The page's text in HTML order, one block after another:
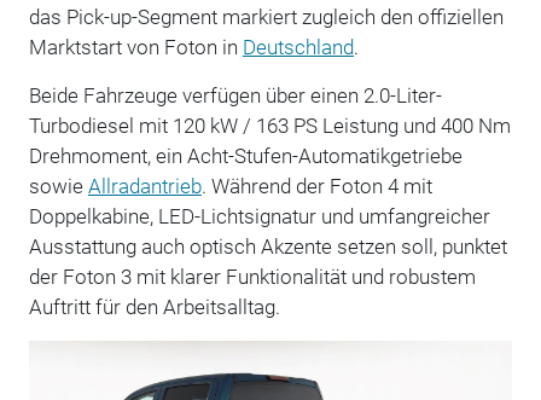
das Pick-up-Segment markiert zugleich den offiziellen
Marktstart von Foton in Deutschland.
Beide Fahrzeuge verfügen über einen 2.0-Liter-
Turbodiesel mit 120 kW / 163 PS Leistung und 400 Nm
Drehmoment, ein Acht-Stufen-Automatikgetriebe
sowie Allradantrieb. Während der Foton 4 mit
Doppelkabine, LED-Lichtsignatur und umfangreicher
Ausstattung auch optisch Akzente setzen soll, punktet
der Foton 3 mit klarer Funktionalität und robustem
Auftritt für den Arbeitsalltag.